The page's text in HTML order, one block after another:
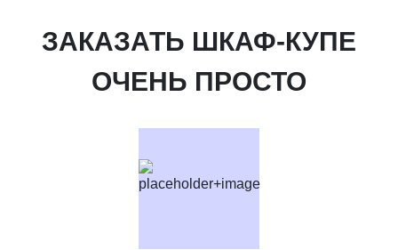
ЗАКАЗАТЬ ШКАФ-КУПЕ
ОЧЕНЬ ПРОСТО